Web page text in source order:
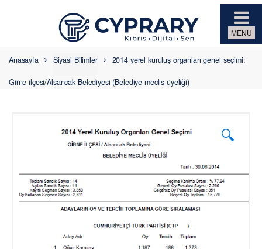
Anasayfa Siyasi Bilimler 2014 yerel kuruluş organları genel seçimi:
Girne ilçesi/Alsancak Belediyesi (Belediye meclis üyeliği)
🔍